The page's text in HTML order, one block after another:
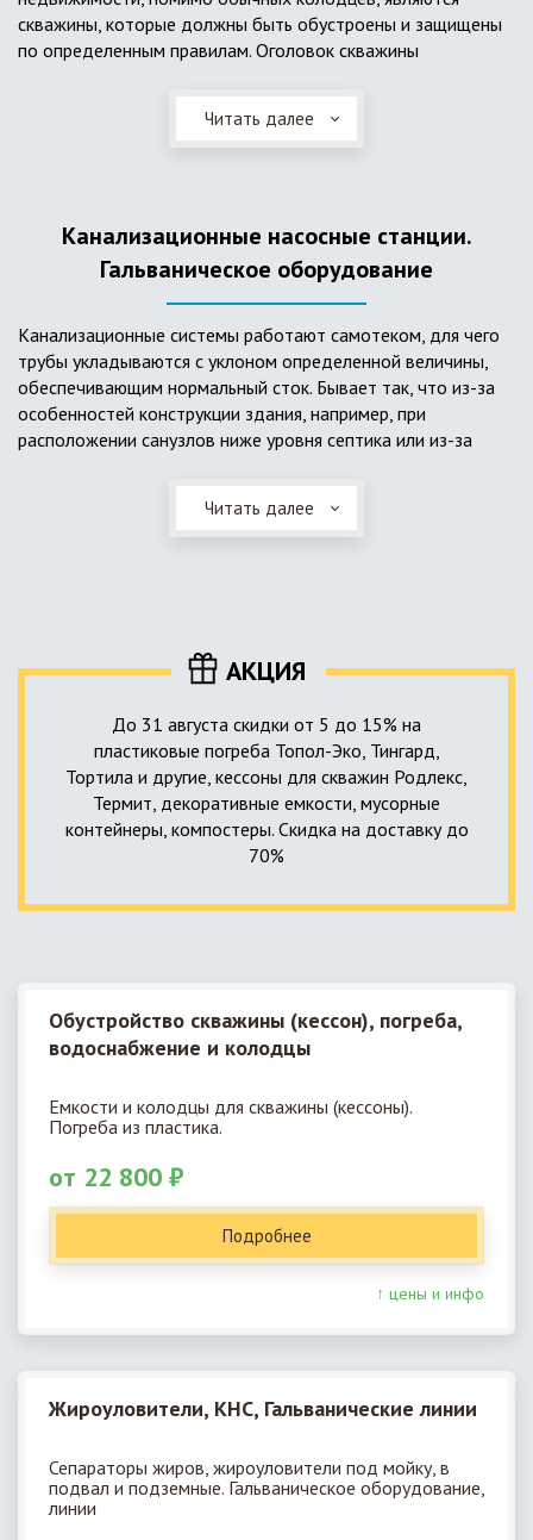
скважины, которые должны быть обустроены и защищены
по определенным правилам. Оголовок скважины
и автоматикой. Все это оборудование способно
подвергаться загрязнению атмосферными и
его работу в нормальном режиме. Лучшим способом
защиты оборудования является устройство герметичной
камеры или кессона, который не только защищает оголовок
скважины от негативных воздействий, но и обеспечивает
удобные условия для обслуживания в любой период года.
Кессон может быть выполнен из обычных железобетонных
колец, но только при отсутствии высокого уровня
подземных вод, так как в этом случае затруднительно
обеспечить требуемую герметичность. Если имеется
достаточную герметичность, недорогие, легко
Читать далее
Канализационные насосные станции.
Гальваническое оборудование
Канализационные системы работают самотеком, для чего
трубы укладываются с уклоном определенной величины,
обеспечивающим нормальный сток. Бывает так, что из-за
особенностей конструкции здания, например, при
расположении санузлов ниже уровня септика или из-за
Единственное решение в таком случае – это
использование КНС – канализационной насосной станции.
до выгребной ямы, септика или станции ГБО.
Читать далее
АКЦИЯ
До 31 августа скидки от 5 до 15% на
пластиковые погреба Топол-Эко, Тингард,
Тортила и другие, кессоны для скважин Родлекс,
Термит, декоративные емкости, мусорные
контейнеры, компостеры. Скидка на доставку до
70%
Обустройство скважины (кессон), погреба,
водоснабжение и колодцы
Емкости и колодцы для скважины (кессоны).
Погреба из пластика.
от 22 800 ₽
Подробнее
↑ цены и инфо
Жироуловители, КНС, Гальванические линии
Сепараторы жиров, жироуловители под мойку, в
подвал и подземные. Гальваническое оборудование,
линии